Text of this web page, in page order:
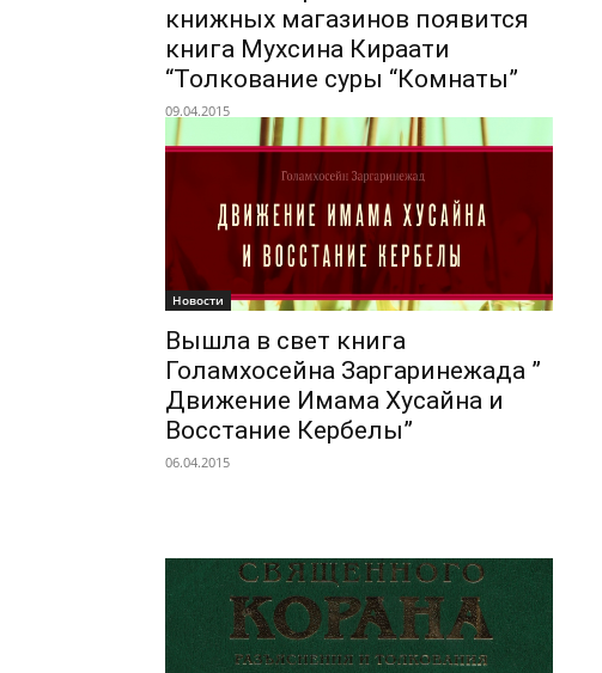
книжных магазинов появится
книга Мухсина Кираати
“Толкование суры “Комнаты”
09.04.2015
Новости
Вышла в свет книга
Голамхосейна Заргаринежада ”
Движение Имама Хусайна и
Восстание Кербелы”
06.04.2015